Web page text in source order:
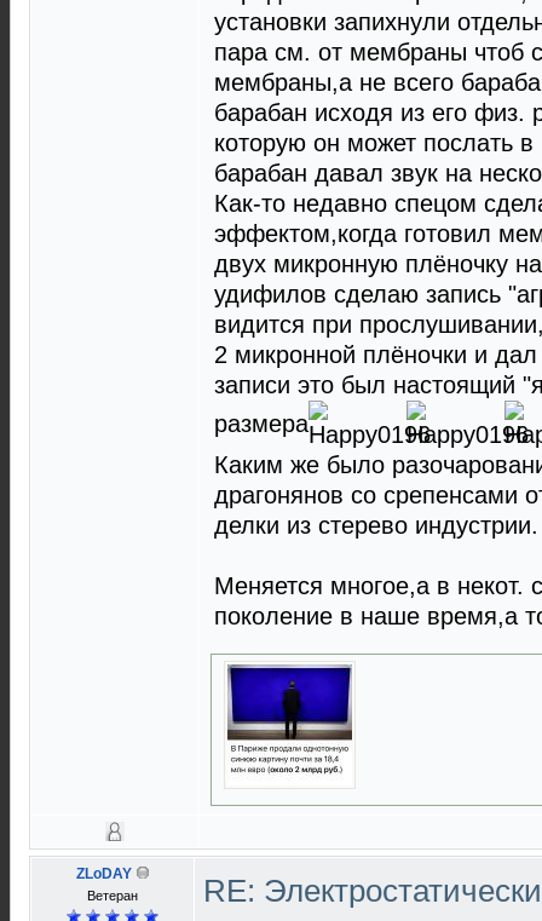
установки запихнули
пара см. от мембраны чтоб
мембраны,а не всего
барабан исходя из его
которую он может послать в
барабан давал звук на
Как-то недавно спецом
эффектом,когда готовил
двух микронную плёночку
удифилов сделаю запись
видится при
2 микронной плёночки и
записи это был настоящий
размера
Каким же было
драгонянов со срепенсами
делки из стерево индустрии.
Меняется многое,а в некот.
поколение в наше время,а
ZLoDAY
Ветеран RE: